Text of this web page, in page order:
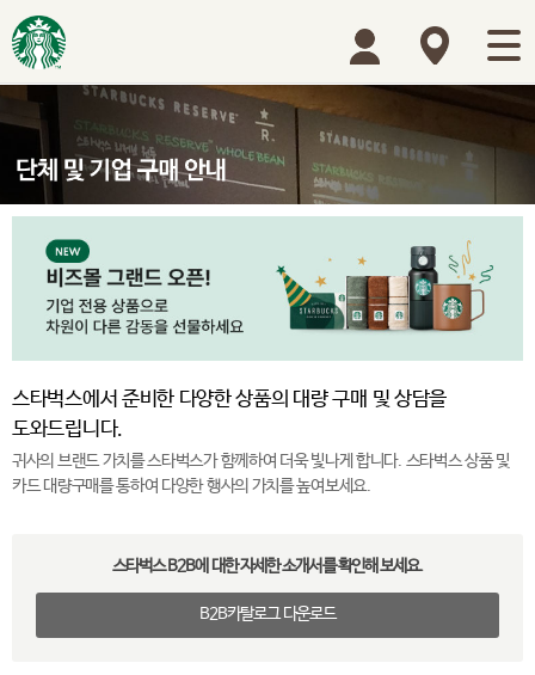
스타벅스에서 준비한 다양한 상품의 대량 구매 및 상담을
도와드립니다.
귀사의 브랜드 가치를 스타벅스가 함께하여 더욱 빛나게 합니다. 스타벅스 상품 및
카드 대량구매를 통하여 다양한 행사의 가치를 높여보세요.
스타벅스 B2B에 대한 자세한 소개서를 확인해 보세요.
B2B카탈로그 다운로드